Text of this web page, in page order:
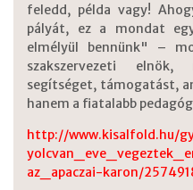
feledd, példa vagy!
pályát, ez a mondat
elmélyül bennünk" –
szakszervezeti
segítséget, támogatást,
hanem a fiatalabb
http://www.kisalfold.hu/
az_apaczai-karon/